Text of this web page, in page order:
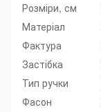
Розміри, см
Матеріал
Фактура
Застібка
Тип ручки
Фасон